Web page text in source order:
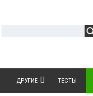
ДРУГИЕ ТЕСТЫ